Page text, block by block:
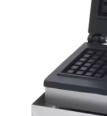
Offerte aanvraag
Privacybeleid